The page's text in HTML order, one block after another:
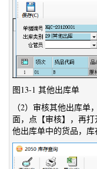
图13-1 其他出库单
（2）审核其他出库
面，点【审核】，再
他出库单中的货品，库